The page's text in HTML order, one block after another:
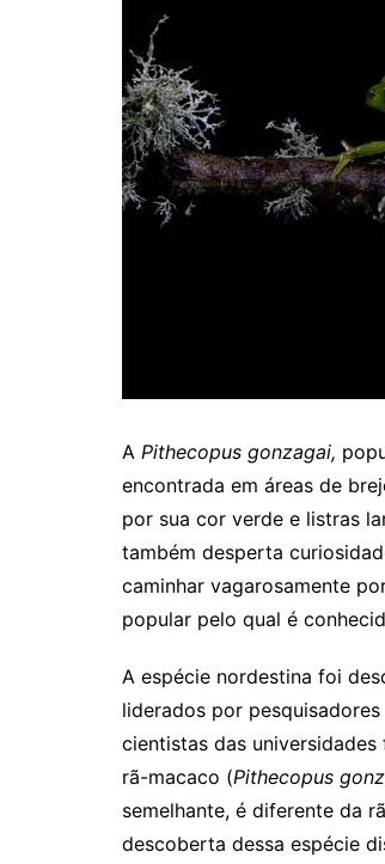
A Pithecopus gonzagai,
encontrada em áreas de
por sua cor verde e listras
também desperta
caminhar vagarosamente
popular pelo qual é
A espécie nordestina foi
liderados por
cientistas das universidades
rã-macaco (Pithecopus
semelhante, é diferente da
descoberta dessa espécie